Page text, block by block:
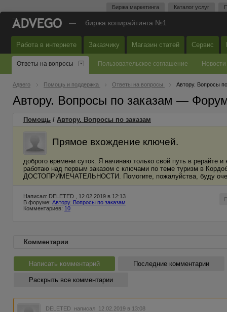
Биржа маркетинга Каталог услуг
— биржа копирайтинга №1
Работа в интернете Заказчику Магазин статей Сервис
Ответы на вопросы Пользовательское соглашение Новости
Адвего Помощь и поддержка Ответы на вопросы Автору. Вопросы
Автору. Вопросы по заказам —
Помощь / Автору. Вопросы по заказам
Прямое вхождение ключей.
доброго времени суток. Я начинаю только свой путь в рерайте
работаю над первым заказом с ключами по теме туризм в
ДОСТОПРИМЕЧАТЕЛЬНОСТИ. Помогите, пожалуйства, буду
Написал: DELETED , 12.02.2019 в 12:13
В форуме: Автору. Вопросы по заказам
Комментариев: 10
Комментарии
Написать комментарий Последние комментарии
Раскрыть все комментарии
DELETED написал 12.02.2019 в 13:08